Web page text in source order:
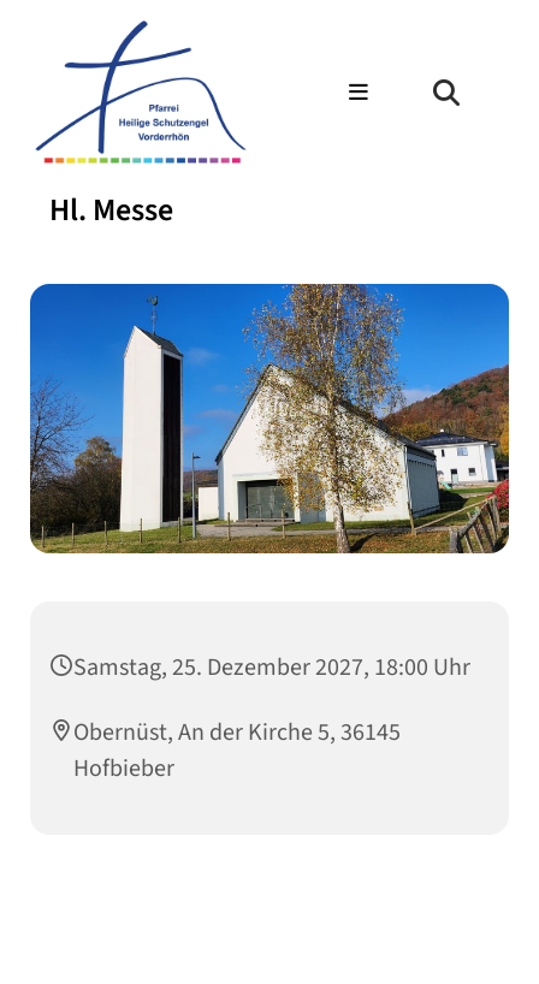
Hl. Messe
Samstag, 25. Dezember 2027, 18:00 Uhr
Obernüst, An der Kirche 5, 36145
Hofbieber